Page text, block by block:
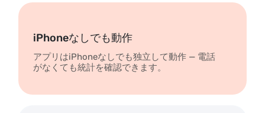
iPhoneなしでも動作
アプリはiPhoneなしでも独立して動作 — 電話
がなくても統計を確認できます。